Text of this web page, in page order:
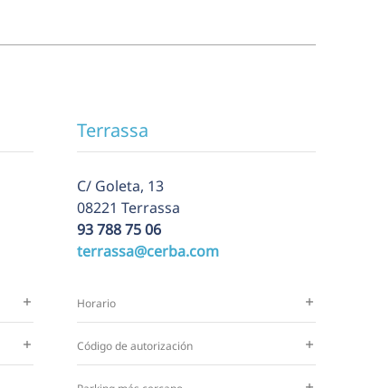
Terrassa
C/ Goleta, 13
08221 Terrassa
93 788 75 06
terrassa@cerba.com
Horario
Código de autorización